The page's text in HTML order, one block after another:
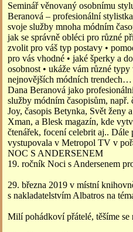
Seminář věnovaný osobnímu
Beranová – profesionální
svoje služby mnoha módním
jak se správně obléci pro různé
zvolit pro váš typ postavy •
pro vás vhodné • jaké šperky a
osobnost • ukáže vám různé
nejnovějších módních trendech…
Dana Beranová jako
služby módním časopisům, např.
Joy, časopis Betynka, Svět ženy
Xman, a Blesk magazín, kde
čtenářek, focení celebrit aj..
vystupovala v Metropol TV v
NOC S ANDERSENEM
19. ročník Noci s Andersenem
29. března 2019 v místní
s nakladatelstvím Albatros na
Milí pohádkoví přátelé, těšíme se